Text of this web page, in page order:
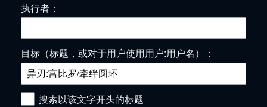
执行者：
目标（标题，或对于用户使用用户:用户名）：
搜索以该文字开头的标题